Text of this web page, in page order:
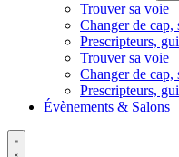
Trouver sa voie
Changer de cap,
Prescripteurs,
Trouver sa voie
Changer de cap,
Prescripteurs,
Évènements & Salons